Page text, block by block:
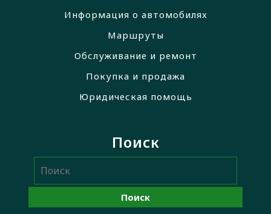
Информация о автомобилях
Маршруты
Обслуживание и ремонт
Покупка и продажа
Юридическая помощь
Поиск